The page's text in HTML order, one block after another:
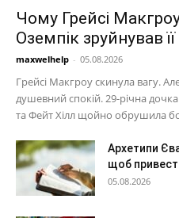
Чому Грейсі
Оземпік зруйнував
maxwelhelp - 05.08.2026
Грейсі Макгроу скинула вагу.
душевний спокій. 29-річна
та Фейт Хілл щойно обрушила
Архетипи
щоб
05.08.2026